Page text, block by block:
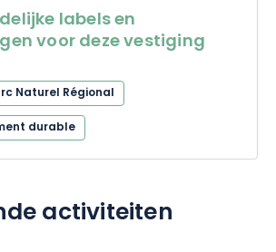
labels en
voor deze vestiging
Naturel Régional
durable
activiteiten